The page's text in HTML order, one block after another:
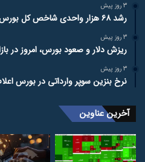
3 روز پیش
رشد ۶۸ هزار واحدی شاخص کل بورس
3 روز پیش
ریزش دلار و صعود بورس، امروز در
3 روز پیش
نرخ بنزین سوپر وارداتی در بورس
آخرین عناوین